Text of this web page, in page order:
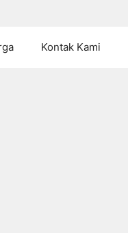
Kontak Kami